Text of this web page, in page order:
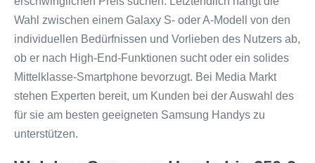
Wahl zwischen einem Galaxy S- oder A-Modell von den
individuellen Bedürfnissen und Vorlieben des Nutzers ab,
ob er nach High-End-Funktionen sucht oder ein solides
Mittelklasse-Smartphone bevorzugt. Bei Media Markt
stehen Experten bereit, um Kunden bei der Auswahl des
für sie am besten geeigneten Samsung Handys zu
unterstützen.